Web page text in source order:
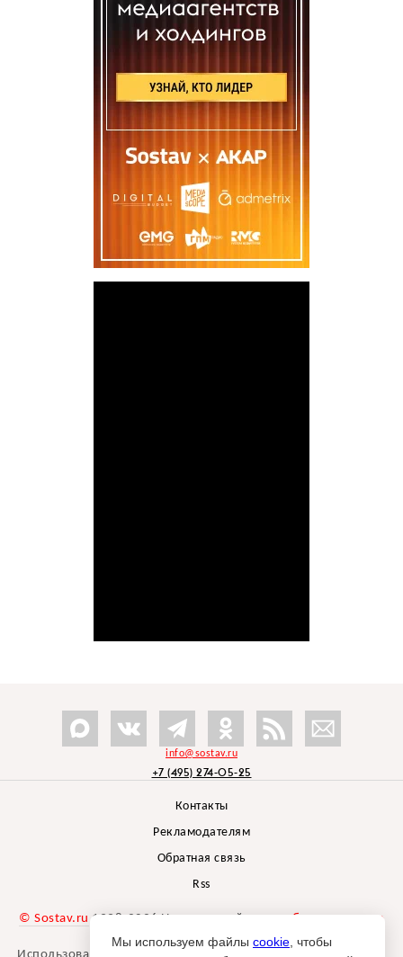
info@sostav.ru
+7 (495) 274-05-25
Контакты
Рекламодателям
Обратная связь
Rss
© Sostav.ru 1998-2026 Независимый проектбрендингового
агентства Depot
Мы используем файлы cookie , чтобы